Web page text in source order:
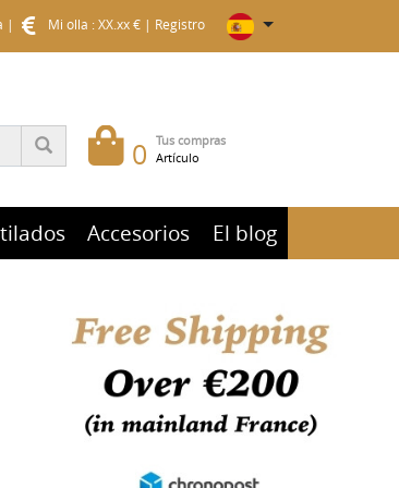
| Mi olla : XX.xx € | Registro
0 Tus compras
Artículo
Accesorios El blog